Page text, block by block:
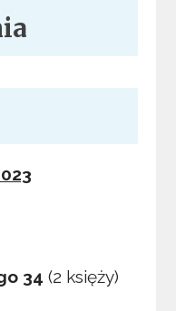
34(2 księży)